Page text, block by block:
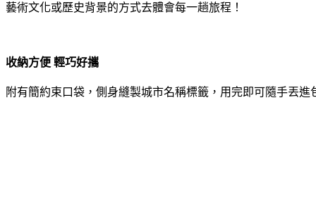
藝術文化或歷史背景的方式去體會每一趟旅程！
收納方便 輕巧好攜
附有簡約束口袋，側身縫製城市名稱標籤，用完即可隨手丟